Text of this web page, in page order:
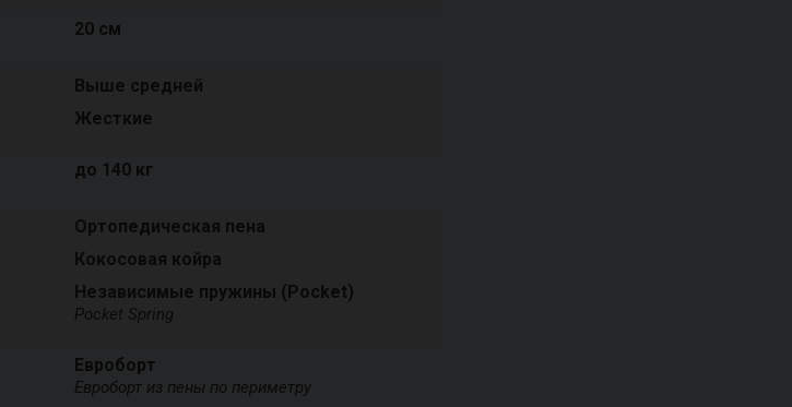
20 см
Выше средней
Жесткие
до 140 кг
Ортопедическая пена
Кокосовая койра
Независимые пружины (Pocket)
Pocket Spring
Евроборт
Евроборт из пены по периметру